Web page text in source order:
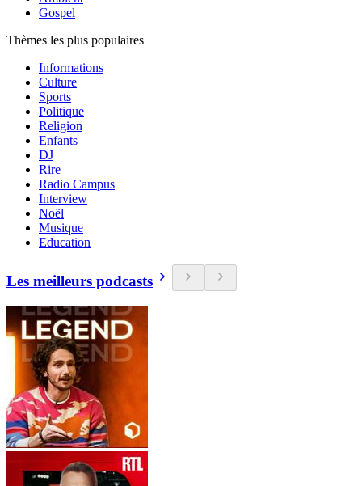
Gospel
Thèmes les plus populaires
Informations
Culture
Sports
Politique
Religion
Enfants
DJ
Rire
Radio Campus
Interview
Noël
Musique
Education
Les meilleurs podcasts